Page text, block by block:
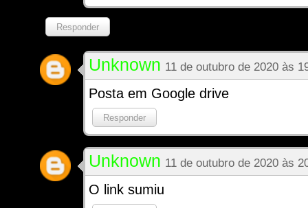
Responder
Unknown 11 de outubro de 2020 às
Posta em Google drive
Responder
Unknown 11 de outubro de 2020 às
O link sumiu